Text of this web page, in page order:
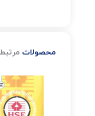
محصولات مرتبط